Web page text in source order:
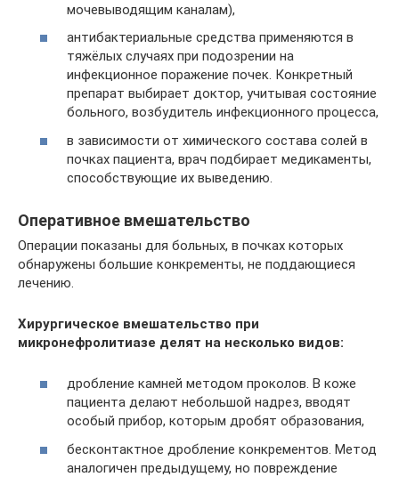
мочевыводящим каналам),
антибактериальные средства применяются в
тяжёлых случаях при подозрении на
инфекционное поражение почек. Конкретный
препарат выбирает доктор, учитывая состояние
больного, возбудитель инфекционного процесса,
в зависимости от химического состава солей в
почках пациента, врач подбирает медикаменты,
способствующие их выведению.
Оперативное вмешательство
Операции показаны для больных, в почках которых
обнаружены большие конкременты, не поддающиеся
лечению.
Хирургическое вмешательство при
микронефролитиазе делят на несколько видов:
дробление камней методом проколов. В коже
пациента делают небольшой надрез, вводят
особый прибор, которым дробят образования,
бесконтактное дробление конкрементов. Метод
аналогичен предыдущему, но повреждение